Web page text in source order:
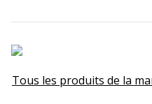
Tous les produits de la